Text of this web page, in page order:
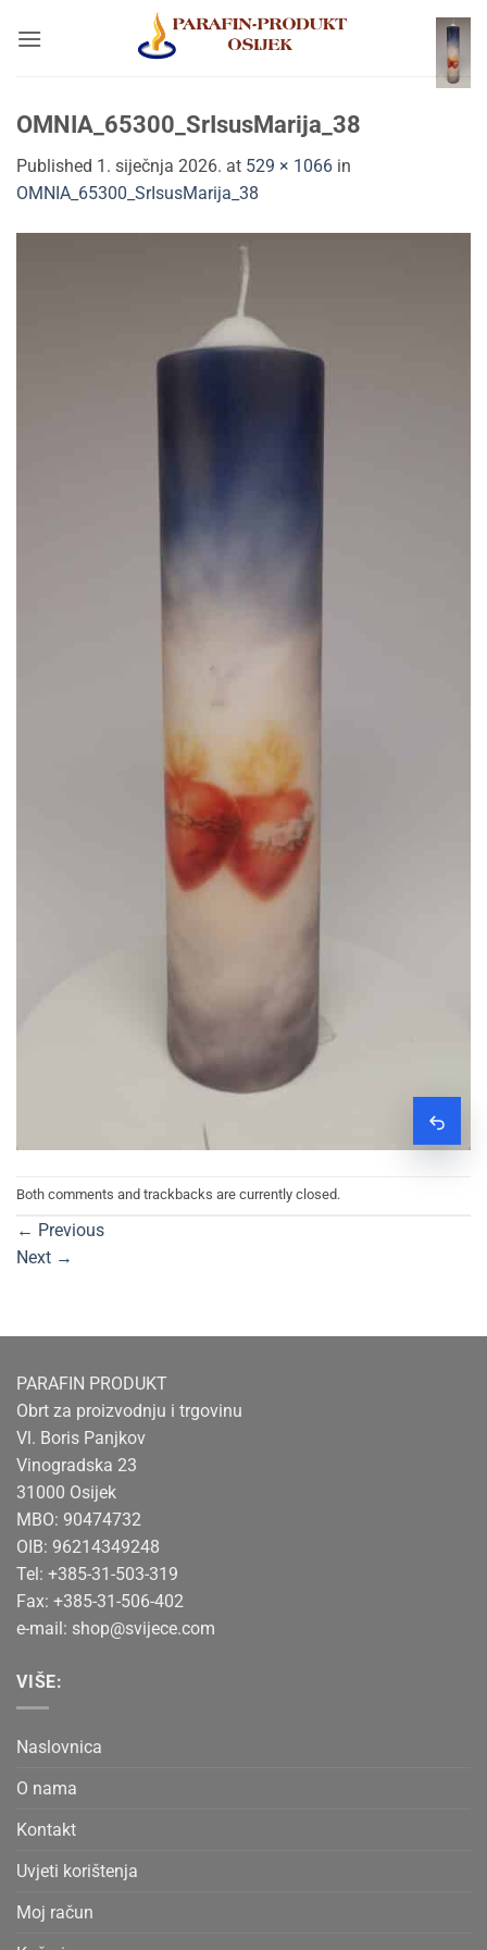
OMNIA_65300_SrIsusMarija_38
Published 1. siječnja 2026. at 529 × 1066 in
OMNIA_65300_SrIsusMarija_38
Both comments and trackbacks are currently closed.
← Previous
Next →
PARAFIN PRODUKT
Obrt za proizvodnju i trgovinu
Vl. Boris Panjkov
Vinogradska 23
31000 Osijek
MBO: 90474732
OIB: 96214349248
Tel: +385-31-503-319
Fax: +385-31-506-402
e-mail: shop@svijece.com
VIŠE:
Naslovnica
O nama
Kontakt
Uvjeti korištenja
Moj račun